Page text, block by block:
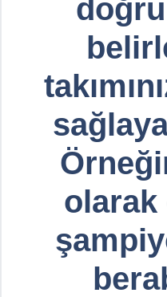
olarak